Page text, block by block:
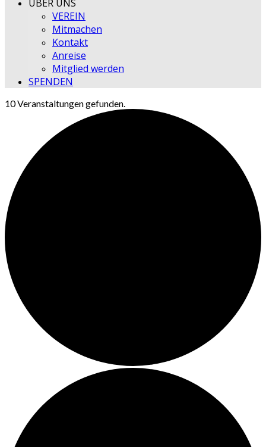
ÜBER UNS
VEREIN
Mitmachen
Kontakt
Anreise
Mitglied werden
SPENDEN
10 Veranstaltungen gefunden.